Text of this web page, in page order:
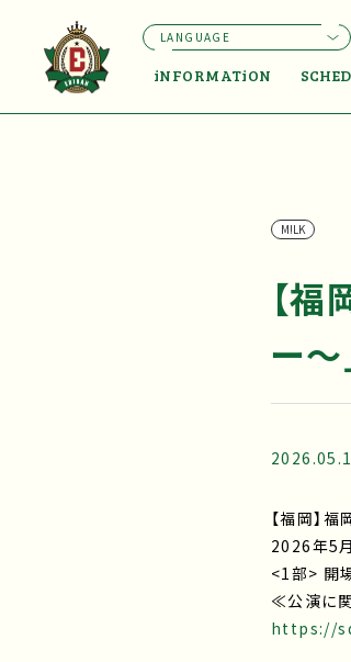
iNFORMATiON
LANGUAGE
M!LK
【
ー〜
【福岡】福
2026年5
<1部> 開
≪公演に
https://